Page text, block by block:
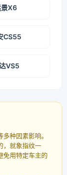
X6
CS55
VS5
种因素影响。
，就象指纹一
免用特定车主的